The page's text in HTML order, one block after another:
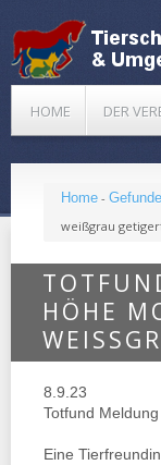
HOME DER
Home -
weißgrau
HÖHE
8.9.23
Totfund
Eine